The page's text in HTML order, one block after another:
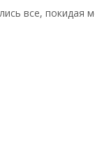
все, покидая